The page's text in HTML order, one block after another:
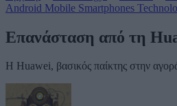
Android Mobile Smartphones
Επανάσταση από τη
Η Huawei, βασικός παίκτης στην